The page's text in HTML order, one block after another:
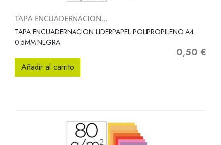
TAPA ENCUADERNACION...
TAPA ENCUADERNACION LIDERPAPEL POLIPROPILENO A4
0.5MM NEGRA
Precio
0,50 €
Añadir al carrito